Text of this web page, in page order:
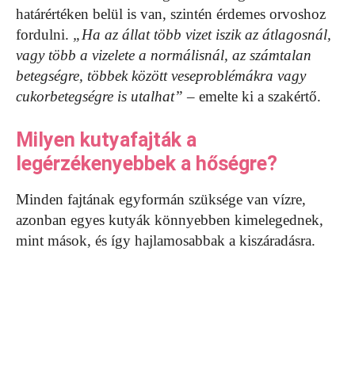
határértéken belül is van, szintén érdemes orvoshoz
fordulni. „Ha az állat több vizet iszik az átlagosnál,
vagy több a vizelete a normálisnál, az számtalan
betegségre, többek között veseproblémákra vagy
cukorbetegségre is utalhat” – emelte ki a szakértő.
Milyen kutyafajták a
legérzékenyebbek a hőségre?
Minden fajtának egyformán szüksége van vízre,
azonban egyes kutyák könnyebben kimelegednek,
mint mások, és így hajlamosabbak a kiszáradásra.